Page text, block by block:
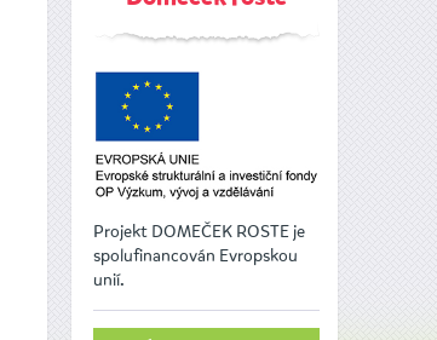
Projekt DOMEČEK ROSTE je
spolufinancován Evropskou
unií.